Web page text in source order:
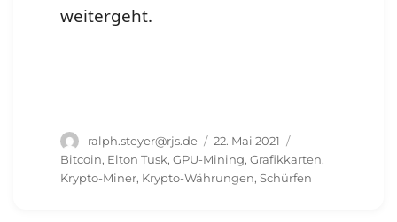
weitergeht.
Autor
ralph.steyer@rjs.de
Veröffentlicht
am
22. Mai 2021
Bitcoin, Elton Tusk,GPU-Mining,Grafikkarten,
Krypto-Miner, Krypto-Währungen,Schürfen